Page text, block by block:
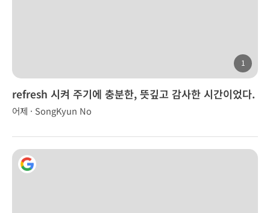
1
refresh 시켜 주기에 충분한, 뜻깊고 감사한 시간이었다.
어제 · SongKyun No